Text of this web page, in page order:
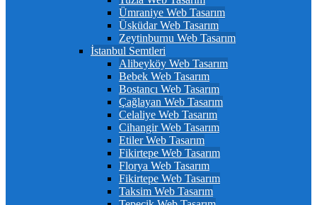
Ümraniye Web Tasarım
Üsküdar Web Tasarım
Zeytinburnu Web Tasarım
İstanbul Semtleri
Alibeyköy Web Tasarım
Bebek Web Tasarım
Bostancı Web Tasarım
Çağlayan Web Tasarım
Celaliye Web Tasarım
Cihangir Web Tasarım
Etiler Web Tasarım
Fikirtepe Web Tasarım
Florya Web Tasarım
Fikirtepe Web Tasarım
Taksim Web Tasarım